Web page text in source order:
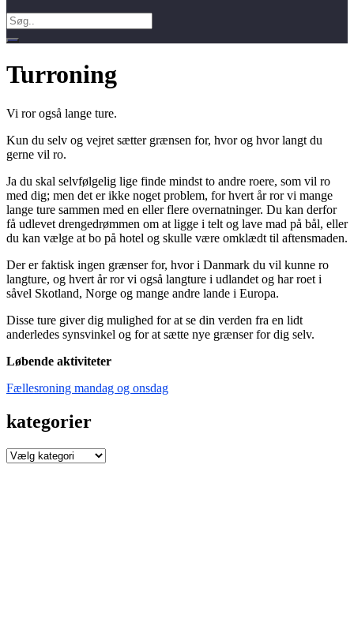
Search
for:
Turroning
Vi ror også lange ture.
Kun du selv og vejret sætter grænsen for, hvor og hvor langt du
gerne vil ro.
Ja du skal selvfølgelig lige finde mindst to andre roere, som vil ro
med dig; men det er ikke noget problem, for hvert år ror vi mange
lange ture sammen med en eller flere overnatninger. Du kan derfor
få udlevet drengedrømmen om at ligge i telt og lave mad på bål, eller
du kan vælge at bo på hotel og skulle være omklædt til aftensmaden.
Der er faktisk ingen grænser for, hvor i Danmark du vil kunne ro
langture, og hvert år ror vi også langture i udlandet og har roet i
såvel Skotland, Norge og mange andre lande i Europa.
Disse ture giver dig mulighed for at se din verden fra en lidt
anderledes synsvinkel og for at sætte nye grænser for dig selv.
Løbende aktiviteter
Fællesroning mandag og onsdag
kategorier
kategorier